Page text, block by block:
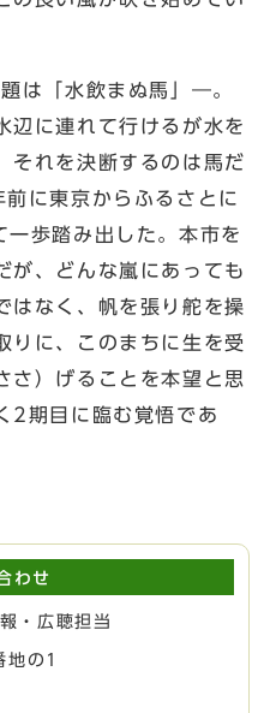
は「水飲まぬ馬」―。
辺に連れて行けるが水を
それを決断するのは馬だ
に東京からふるさとに
歩踏み出した。本市を
が、どんな嵐にあっても
はなく、帆を張り舵を操
りに、このまちに生を受
さ）げることを本望と思
2期目に臨む覚悟であ
わせ
・広聴担当
地の1